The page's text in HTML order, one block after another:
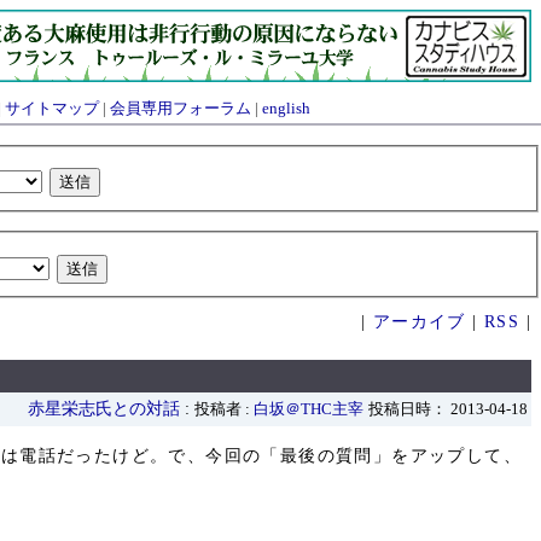
サイトマップ| 会員専用フォーラム | english
アーカイブ RSS
赤星栄志氏との対話 : 投稿者 : 白坂＠THC主宰 投稿日時： 2013-04-18
話だったけど。で、今回の「最後の質問」をアップして、